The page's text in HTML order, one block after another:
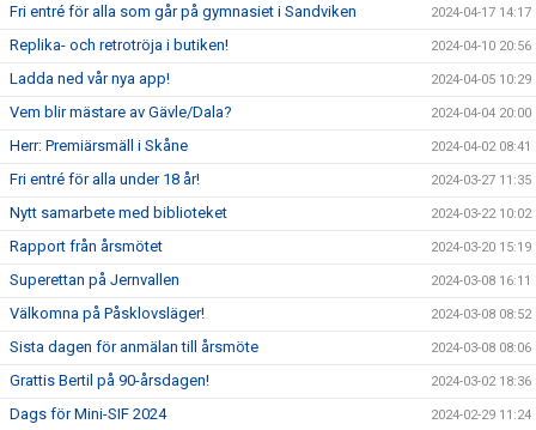
Fri entré för alla som går på gymnasiet i Sandviken 2024-04-17 14:17
Replika- och retrotröja i butiken! 2024-04-10 20:56
Ladda ned vår nya app! 2024-04-05 10:29
Vem blir mästare av Gävle/Dala? 2024-04-04 20:00
Herr: Premiärsmäll i Skåne 2024-04-02 08:41
Fri entré för alla under 18 år! 2024-03-27 11:35
Nytt samarbete med biblioteket 2024-03-22 10:02
Rapport från årsmötet 2024-03-20 15:19
Superettan på Jernvallen 2024-03-08 16:11
Välkomna på Påsklovsläger! 2024-03-08 08:52
Sista dagen för anmälan till årsmöte 2024-03-08 08:06
Grattis Bertil på 90-årsdagen! 2024-03-02 18:36
Dags för Mini-SIF 2024 2024-02-29 11:24